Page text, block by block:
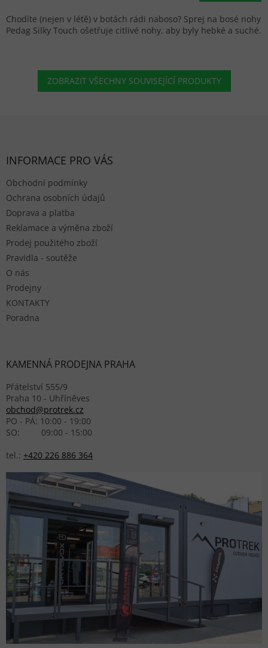
Chodíte (nejen v létě) v botách rádi naboso? Sprej na bosé nohy
Pedag Silky Touch ošetřuje citlivé nohy, aby byly hebké a suché.
ZOBRAZIT VŠECHNY SOUVISEJÍCÍ PRODUKTY
INFORMACE PRO VÁS
Obchodní podmínky
Ochrana osobních údajů
Doprava a platba
Reklamace a výměna zboží
Prodej použitého zboží
Pravidla - soutěže
O nás
Prodejny
KONTAKTY
Poradna
KAMENNÁ PRODEJNA PRAHA
Přátelství 555/9
Praha 10 - Uhříněves
obchod@protrek.cz
PO - PÁ: 10:00 - 19:00
SO: 09:00 - 15:00
tel.: +420 226 886 364